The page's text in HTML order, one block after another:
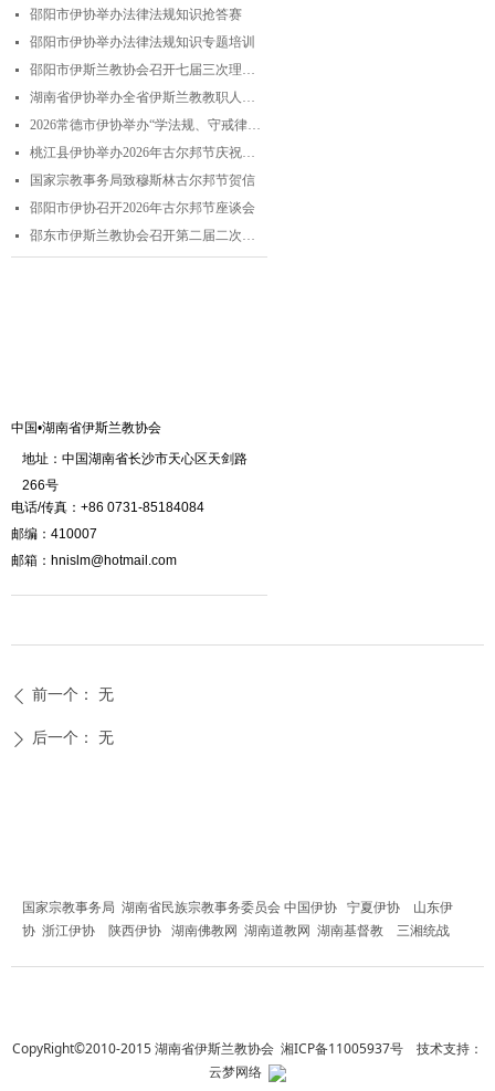
넷 邵阳市伊协举办法律法规知识抢答赛
넷 邵阳市伊协举办法律法规知识专题培训
넷 邵阳市伊斯兰教协会召开七届三次理事会
넷 湖南省伊协举办全省伊斯兰教教职人员解经培训暨“学法规、守戒律、重修为、树形象”主题演讲比赛
넷 2026常德市伊协举办“学法规、守戒律、重修为、树形象”专题阿訇培训班 暨阿訇演讲交流赛
넷 桃江县伊协举办2026年古尔邦节庆祝活动
넷 国家宗教事务局致穆斯林古尔邦节贺信
넷 邵阳市伊协召开2026年古尔邦节座谈会
넷 邵东市伊斯兰教协会召开第二届二次理事会
地址：中国湖南省长沙市天心区天剑路
266号
中国•湖南省伊斯兰教协会
电话/传真：+86 0731-85184084
邮编：410007
邮箱：hnislm@hotmail.com
ꄴ 前一个： 无
ꄲ 后一个： 无
国家宗教事务局 湖南省民族宗教事务委员会中国伊协 宁夏伊协
山东伊
协 浙江伊协 陕西伊协 湖南佛教网 湖南道教网 湖南基督教 三湘统战
CopyRight©2010-2015 湖南省伊斯兰教协会 湘ICP备11005937号 技术支持：
云梦网络